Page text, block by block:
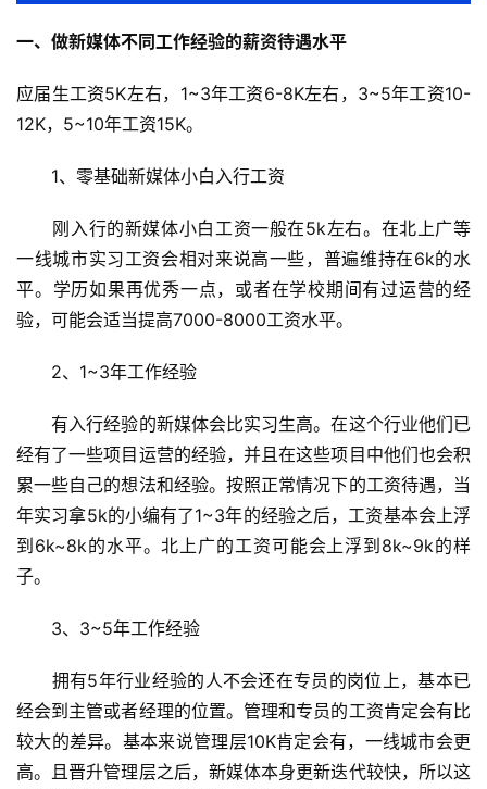
一、做新媒体不同工作经验的薪资待遇水平
应届生工资5K左右，1~3年工资6-8K左右，3~5年工资10-
12K，5~10年工资15K。
1、零基础新媒体小白入行工资
刚入行的新媒体小白工资一般在5k左右。在北上广等
一线城市实习工资会相对来说高一些，普遍维持在6k的水
平。学历如果再优秀一点，或者在学校期间有过运营的经
验，可能会适当提高7000-8000工资水平。
2、1~3年工作经验
有入行经验的新媒体会比实习生高。在这个行业他们已
经有了一些项目运营的经验，并且在这些项目中他们也会积
累一些自己的想法和经验。按照正常情况下的工资待遇，当
年实习拿5k的小编有了1~3年的经验之后，工资基本会上浮
到6k~8k的水平。北上广的工资可能会上浮到8k~9k的样
子。
3、3~5年工作经验
拥有5年行业经验的人不会还在专员的岗位上，基本已
经会到主管或者经理的位置。管理和专员的工资肯定会有比
较大的差异。基本来说管理层10K肯定会有，一线城市会更
高。且晋升管理层之后，新媒体本身更新迭代较快，所以这